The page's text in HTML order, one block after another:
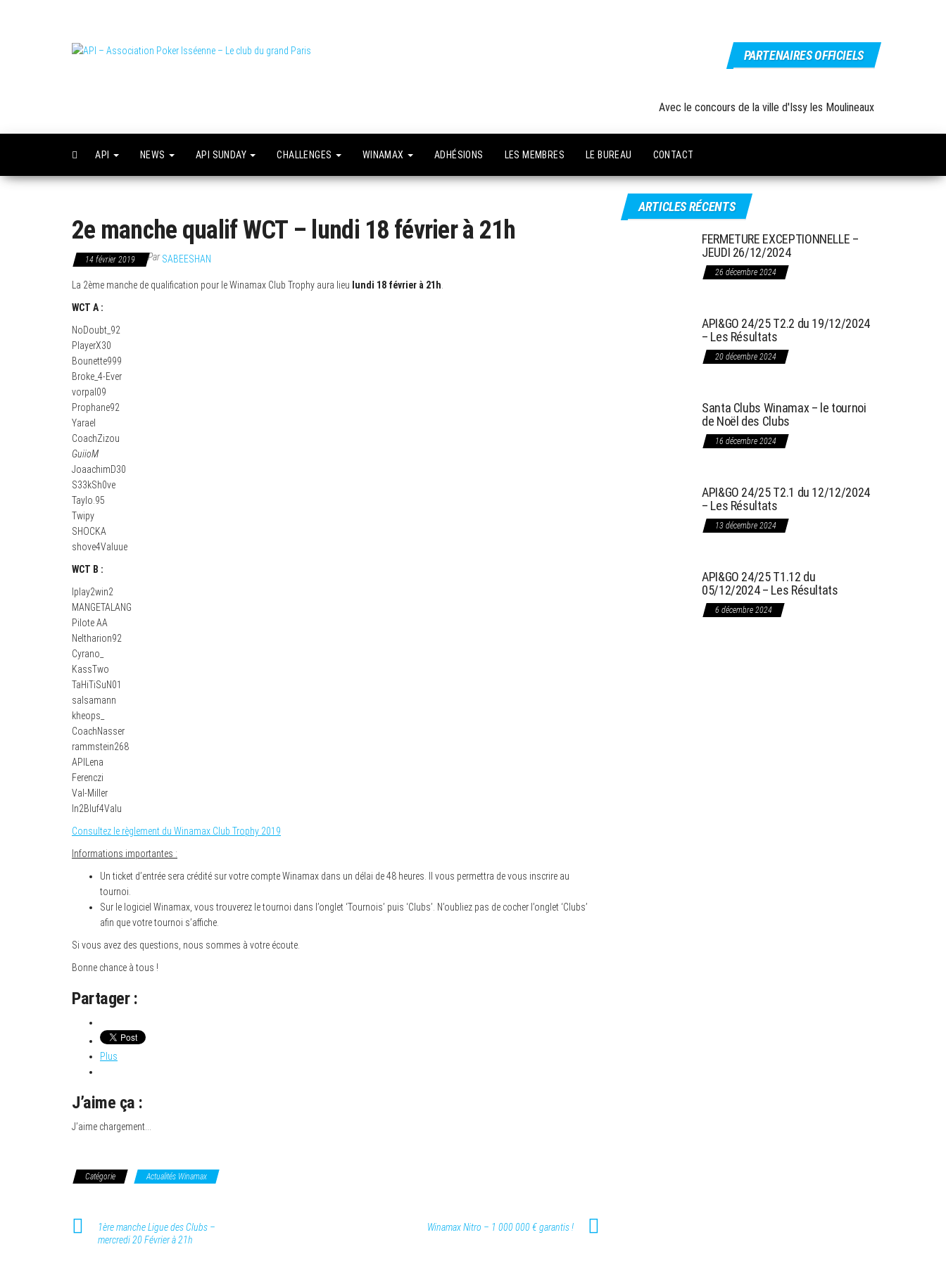
grand Paris
PARTENAIRES OFFICIELS
Avec le concours de la ville d'Issy les Moulineaux
API NEWS API SUNDAY CHALLENGES WINAMAX ADHÉSIONS LES MEMBRES LE BUREAU CONTACT
2e manche qualif WCT – lundi 18 février à 21h
14 février 2019 ParSABEESHAN
La 2ème manche de qualification pour le Winamax Club Trophy aura lieu lundi 18 février à 21h.
WCT A :
NoDoubt_92
PlayerX30
Bounette999
Broke_4-Ever
vorpal09
Prophane92
Yarael
CoachZizou
GuiioM
JoaachimD30
S33kSh0ve
Taylo.95
Twipy
SHOCKA
shove4Valuue
WCT B :
Iplay2win2
MANGETALANG
Pilote AA
Neltharion92
Cyrano_
KassTwo
TaHiTiSuN01
salsamann
kheops_
CoachNasser
rammstein268
APILena
Ferenczi
Val-Miller
In2Bluf4Valu
Consultez le règlement du Winamax Club Trophy 2019
Informations importantes :
Un ticket d’entrée sera crédité sur votre compte Winamax dans un délai de 48 heures. Il vous permettra de vous inscrire au
tournoi.
Sur le logiciel Winamax, vous trouverez le tournoi dans l’onglet ‘Tournois’ puis ‘Clubs’. N’oubliez pas de cocher l’onglet ‘Clubs’
afin que votre tournoi s’affiche.
Si vous avez des questions, nous sommes à votre écoute.
Bonne chance à tous !
Partager :
Plus
J’aime ça :
J’aime chargement…
Catégorie Actualités Winamax
1ère manche Ligue des Clubs –
mercredi 20 Février à 21h
Winamax Nitro – 1 000 000 € garantis !
ARTICLES RÉCENTS
FERMETURE EXCEPTIONNELLE –
JEUDI 26/12/2024
26 décembre 2024
API&GO 24/25 T2.2 du 19/12/2024
– Les Résultats
20 décembre 2024
Santa Clubs Winamax – le tournoi
de Noël des Clubs
16 décembre 2024
API&GO 24/25 T2.1 du 12/12/2024
– Les Résultats
13 décembre 2024
API&GO 24/25 T1.12 du
05/12/2024 – Les Résultats
6 décembre 2024